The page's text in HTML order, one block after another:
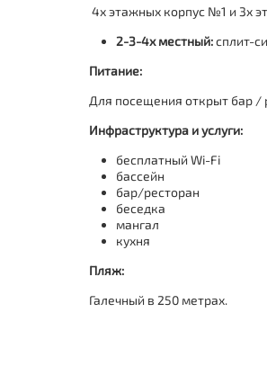
4х этажных корпус №1 и 3х
2-3-4х местный:сплит-
Питание:
Для посещения открыт бар /
Инфраструктура и услуги:
бесплатный Wi-Fi
бассейн
бар/ресторан
беседка
мангал
кухня
Пляж:
Галечный в 250 метрах.